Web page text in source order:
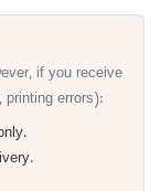
if you receive
errors):